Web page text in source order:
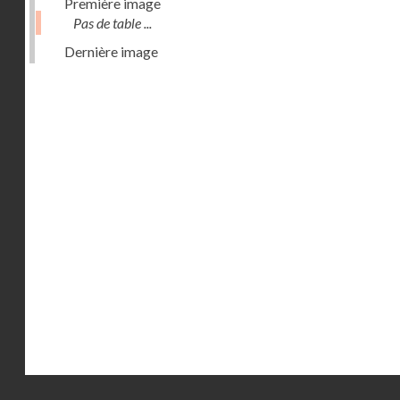
Pas de table ...
Dernière image